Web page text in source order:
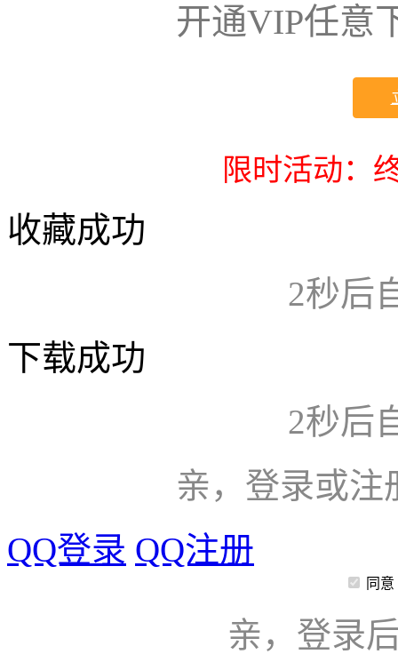
开通VIP任意
限时活动：
收藏成功
2秒后
下载成功
2秒后
亲，登录或注
QQ登录 QQ注册
同意
亲，登录